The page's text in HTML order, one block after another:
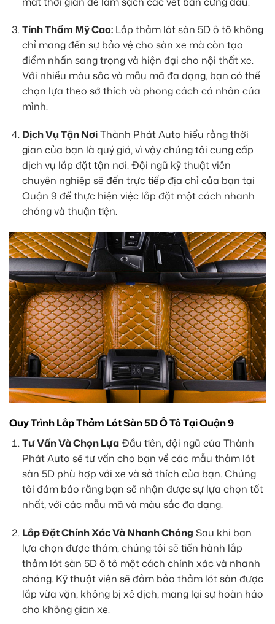
Tính Thẩm Mỹ Cao:Lắp thảm lót sàn 5D ô tô không
chỉ mang đến sự bảo vệ cho sàn xe mà còn tạo
điểm nhấn sang trọng và hiện đại cho nội thất xe.
Với nhiều màu sắc và mẫu mã đa dạng, bạn có thể
chọn lựa theo sở thích và phong cách cá nhân của
mình.
Dịch Vụ Tận NơiThành Phát Auto hiểu rằng thời
gian của bạn là quý giá, vì vậy chúng tôi cung cấp
dịch vụ lắp đặt tận nơi. Đội ngũ kỹ thuật viên
chuyên nghiệp sẽ đến trực tiếp địa chỉ của bạn tại
Quận 9 để thực hiện việc lắp đặt một cách nhanh
chóng và thuận tiện.
Quy Trình Lắp Thảm Lót Sàn 5D Ô Tô Tại Quận 9
Tư Vấn Và Chọn LựaĐầu tiên, đội ngũ của Thành
Phát Auto sẽ tư vấn cho bạn về các mẫu thảm lót
sàn 5D phù hợp với xe và sở thích của bạn. Chúng
tôi đảm bảo rằng bạn sẽ nhận được sự lựa chọn tốt
nhất, với các mẫu mã và màu sắc đa dạng.
Lắp Đặt Chính Xác Và Nhanh Chóng Sau khi bạn
lựa chọn được thảm, chúng tôi sẽ tiến hành lắp
thảm lót sàn 5D ô tô một cách chính xác và nhanh
chóng. Kỹ thuật viên sẽ đảm bảo thảm lót sàn được
lắp vừa vặn, không bị xê dịch, mang lại sự hoàn hảo
cho không gian xe.